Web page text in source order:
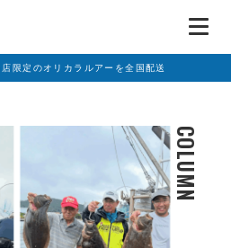
限定のオリカラルアーを全国配送
COLUMN